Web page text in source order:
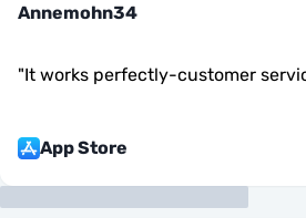
Annemohn34
"It works perfectly-customer
App Store